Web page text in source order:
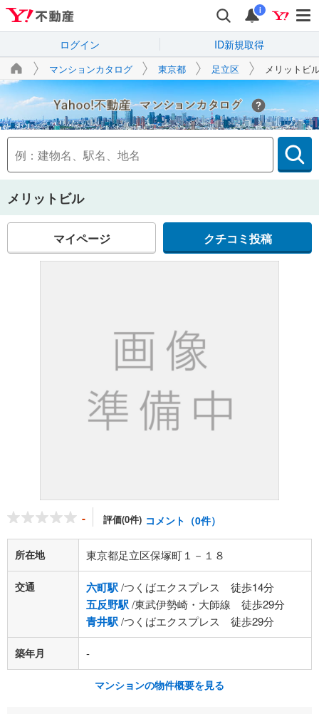
i
ログイン ID新規取得
マンションカタログ 東京都 足立区 メリットビ
Yahoo!不動産
メリットビル
マイページ クチコミ投稿
- 評価(0件) コメント（0件）
所在地 東京都足立区保塚町１－１８
交通 六町駅/つくばエクスプレス 徒歩14分
五反野駅/東武伊勢崎・大師線 徒歩29分
青井駅/つくばエクスプレス 徒歩29分
築年月 -
マンションの物件概要を見る